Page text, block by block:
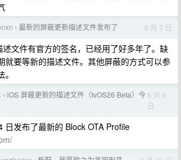
› 最新的屏蔽更新描述文件发布了 6 月 7 日
述文件有官方的签名，已经用了好多年了。缺
就要等新的描述文件。其他屏蔽的方式可以参
› iOS 屏蔽更新的描述文件（tvOS26 Beta）今 6 月 6
日
日发布了最新的 Block OTA Profile